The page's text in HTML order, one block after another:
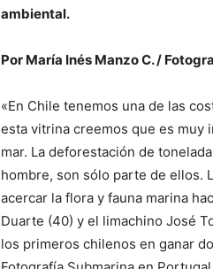
ambiental.
Por María Inés Manzo C. /
«En Chile tenemos una de las
esta vitrina creemos que es muy
mar. La deforestación de
hombre, son sólo parte de ellos.
acercar la flora y fauna marina
Duarte (40) y el limachino José
los primeros chilenos en ganar